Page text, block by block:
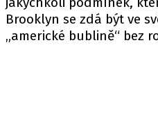
Brooklyn se zdá být ve
„americké bublině“ bez